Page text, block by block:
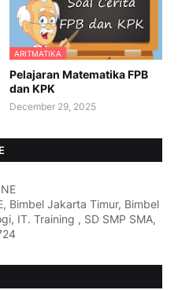
ARITMATIKA
Pelajaran Matematika FPB
dan KPK
December 29, 2025
Bimbel Jakarta Timur, Bimbel
IT. Training , SD SMP SMA,